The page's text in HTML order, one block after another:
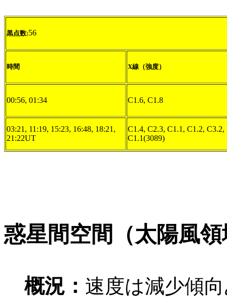
黒点数:56
時間 X線（強度）
00:56, 01:34 C1.6, C1.8
03:21, 11:19, 15:23, 16:48, 18:21,
21:22UT
C1.4, C2.3, C1.1, C1.2, C3.2,
C1.1(3089)
惑星間空間（太陽風
概況： 速度は減少傾